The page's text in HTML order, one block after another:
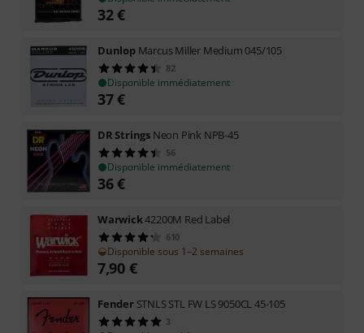
32€
Dunlop Marcus Miller Medium 045/105
82
Disponible immédiatement
37€
DR Strings Neon Pink NPB-45
56
Disponible immédiatement
36€
Warwick42200M Red Label
610
Disponible sous 1–2 semaines
7,90 €
Fender STNLS STL FW LS 9050CL 45-105
3